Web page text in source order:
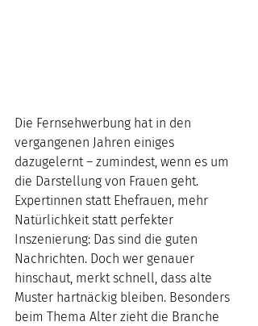
Die Fernsehwerbung hat in den
vergangenen Jahren einiges
dazugelernt – zumindest, wenn es um
die Darstellung von Frauen geht.
Expertinnen statt Ehefrauen, mehr
Natürlichkeit statt perfekter
Inszenierung: Das sind die guten
Nachrichten. Doch wer genauer
hinschaut, merkt schnell, dass alte
Muster hartnäckig bleiben. Besonders
beim Thema Alter zieht die Branche